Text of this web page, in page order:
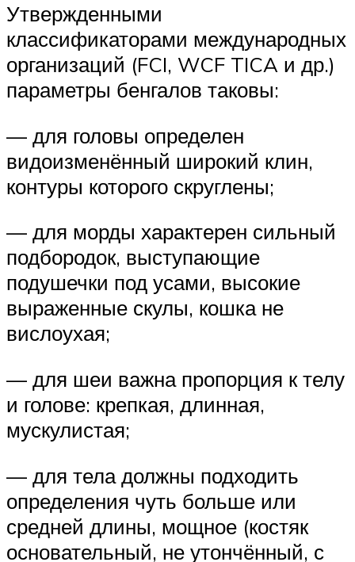
Утвержденными
классификаторами международных
организаций (FCI, WCF TICA и др.)
параметры бенгалов таковы:
— для головы определен
видоизменённый широкий клин,
контуры которого скруглены;
— для морды характерен сильный
подбородок, выступающие
подушечки под усами, высокие
выраженные скулы, кошка не
вислоухая;
— для шеи важна пропорция к телу
и голове: крепкая, длинная,
мускулистая;
— для тела должны подходить
определения чуть больше или
средней длины, мощное (костяк
основательный, не утончённый, с